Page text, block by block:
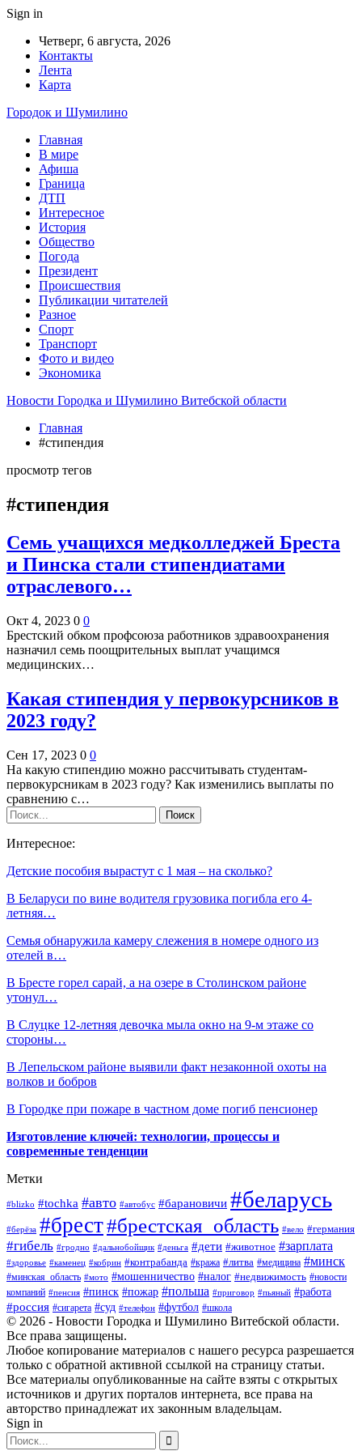
Sign in
Четверг, 6 августа, 2026
Контакты
Лента
Карта
Городок и Шумилино
Главная
В мире
Афиша
Граница
ДТП
Интересное
История
Общество
Погода
Президент
Происшествия
Публикации читателей
Разное
Спорт
Транспорт
Фото и видео
Экономика
Новости Городка и Шумилино Витебской области
Главная
#стипендия
просмотр тегов
#стипендия
Семь учащихся медколледжей Бреста
и Пинска стали стипендиатами
отраслевого…
Окт 4, 2023 0 0
Брестский обком профсоюза работников здравоохранения
назначил семь поощрительных выплат учащимся
медицинских…
Какая стипендия у первокурсников в
2023 году?
Сен 17, 2023 0 0
На какую стипендию можно рассчитывать студентам-
первокурсникам в 2023 году? Как изменились выплаты по
сравнению с…
Интересное:
Детские пособия вырастут с 1 мая – на сколько?
В Беларуси по вине водителя грузовика погибла его 4-
летняя…
Семья обнаружила камеру слежения в номере одного из
отелей в…
В Бресте горел сарай, а на озере в Столинском районе
утонул…
В Слуцке 12-летняя девочка мыла окно на 9-м этаже со
стороны…
В Лепельском районе выявили факт незаконной охоты на
волков и бобров
В Городке при пожаре в частном доме погиб пенсионер
Изготовление ключей: технологии, процессы и
современные тенденции
Метки
#blizko #tochka #авто #автобус #барановичи #беларусь
#берёза #брест#брестская_область #вело #германия
#гибель #гродно #дальнобойщик #деньга #дети #животное #зарплата
#здоровье #каменец #кобрин #контрабанда #кража #литва #медицина #минск
#минская_область #мото #мошенничество #налог #недвижимость #новости
компаний #пенсия #пинск #пожар #польша #приговор #пьяный #работа
#россия #сигарета #суд #телефон #футбол #школа
© 2026 - Новости Городка и Шумилино Витебской области.
Все права защищены.
Любое копирование материалов с нашего ресурса разрешается
только с обратной активной ссылкой на страницу статьи.
Все материалы опубликованные на сайте взяты с открытых
источников и других порталов интернета, все права на
авторство принадлежат их законным владельцам.
Sign in